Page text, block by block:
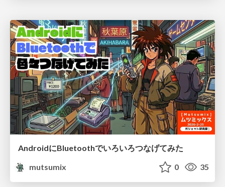
AndroidにBluetoothでいろいろつなげてみた
mutsumix
0 35